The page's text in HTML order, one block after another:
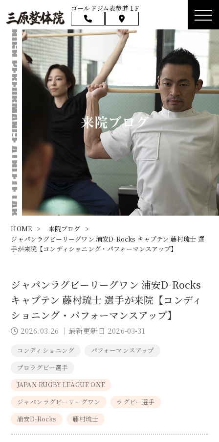
ゴールドジム表参道１F
来院ブログ
HOME > 来院ブログ >
ジャパンラグビーリーグワン 浦安D-Rocks キャプテン 藤村琉士 選
手が来院【コンディショニング・パフォーマンスアップ】
ジャパンラグビーリーグワン 浦安D-Rocks
キャプテン 藤村琉士 選手が来院【コンディ
ショニング・パフォーマンスアップ】
2026.03.26 ｜最新更新日 2026-03-31
コンディショニング
パフォーマンスアップ
プロラグビー選手
JAPAN RUGBY LEAGUE ONE
ジャパンラグビーリーグワン
ラグビー選手
浦安D-Rocks
藤村琉士